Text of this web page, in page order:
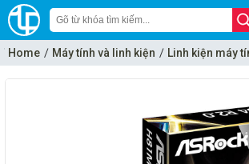
Home Máy tính và linh kiện
Linh kiện máy
Mainboard - Bo mạch chủ